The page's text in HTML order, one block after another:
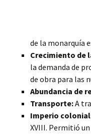
de la monarquía
Crecimiento de
la demanda de
de obra para las
Abundancia de
Transporte:A
Imperio
XVIII. Permitió